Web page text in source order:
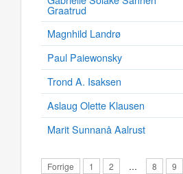
Graatrud
Magnhild Landrø
Paul Paiewonsky
Trond A. Isaksen
Aslaug Olette Klausen
Marit Sunnanå Aalrust
Forrige 1 2 … 8 9